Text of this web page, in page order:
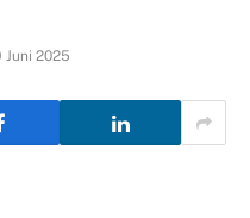
Juni 2025